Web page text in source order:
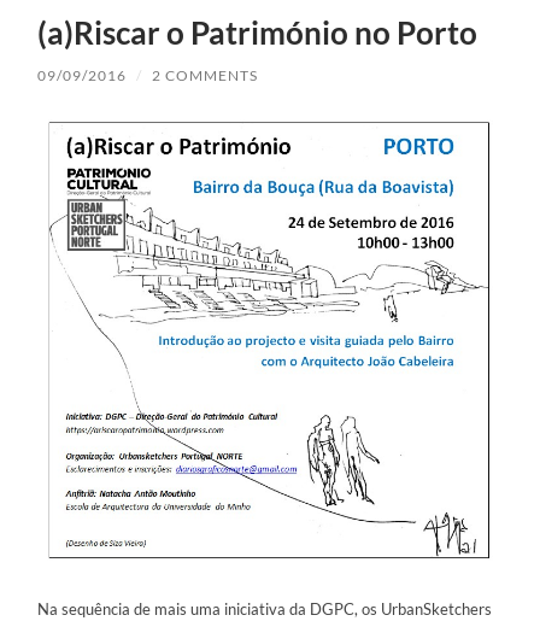
(a)Riscar o Património no Porto
09/09/2016 / 2 COMMENTS
Na sequência de mais uma iniciativa da DGPC, os UrbanSketchers